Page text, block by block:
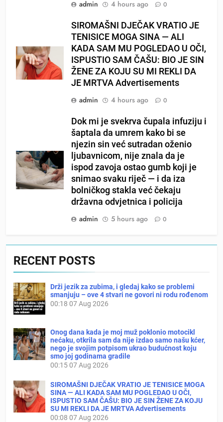
admin 4 hours ago 0
SIROMAŠNI DJEČAK VRATIO JE
TENISICE MOGA SINA — ALI
KADA SAM MU POGLEDAO U OČI,
ISPUSTIO SAM ČAŠU: BIO JE SIN
ŽENE ZA KOJU SU MI REKLI DA
JE MRTVA Advertisements
admin
4 hours ago 0
Dok mi je svekrva čupala infuziju i
šaptala da umrem kako bi se
njezin sin već sutradan oženio
ljubavnicom, nije znala da je
ispod zavoja ostao gumb koji je
snimao svaku riječ — i da iza
bolničkog stakla već čekaju
državna odvjetnica i policija
admin
5 hours ago 0
RECENT POSTS
Drži jezik za zubima, i gledaj kako se problemi
smanjuju – ove 4 stvari ne govori ni rodu rođenom
00:18 07 Aug 2026
Onog dana kada je moj muž poklonio motocikl
nećaku, otkrila sam da nije izdao samo našu kćer,
nego je svojim potpisom ukrao budućnost koju
smo joj godinama gradile
00:1507 Aug 2026
SIROMAŠNI DJEČAK VRATIO JE TENISICE MOGA
SINA — ALI KADA SAM MU POGLEDAO U OČI,
ISPUSTIO SAM ČAŠU: BIO JE SIN ŽENE ZA KOJU
SU MI REKLI DA JE MRTVA Advertisements
00:08 07 Aug 2026